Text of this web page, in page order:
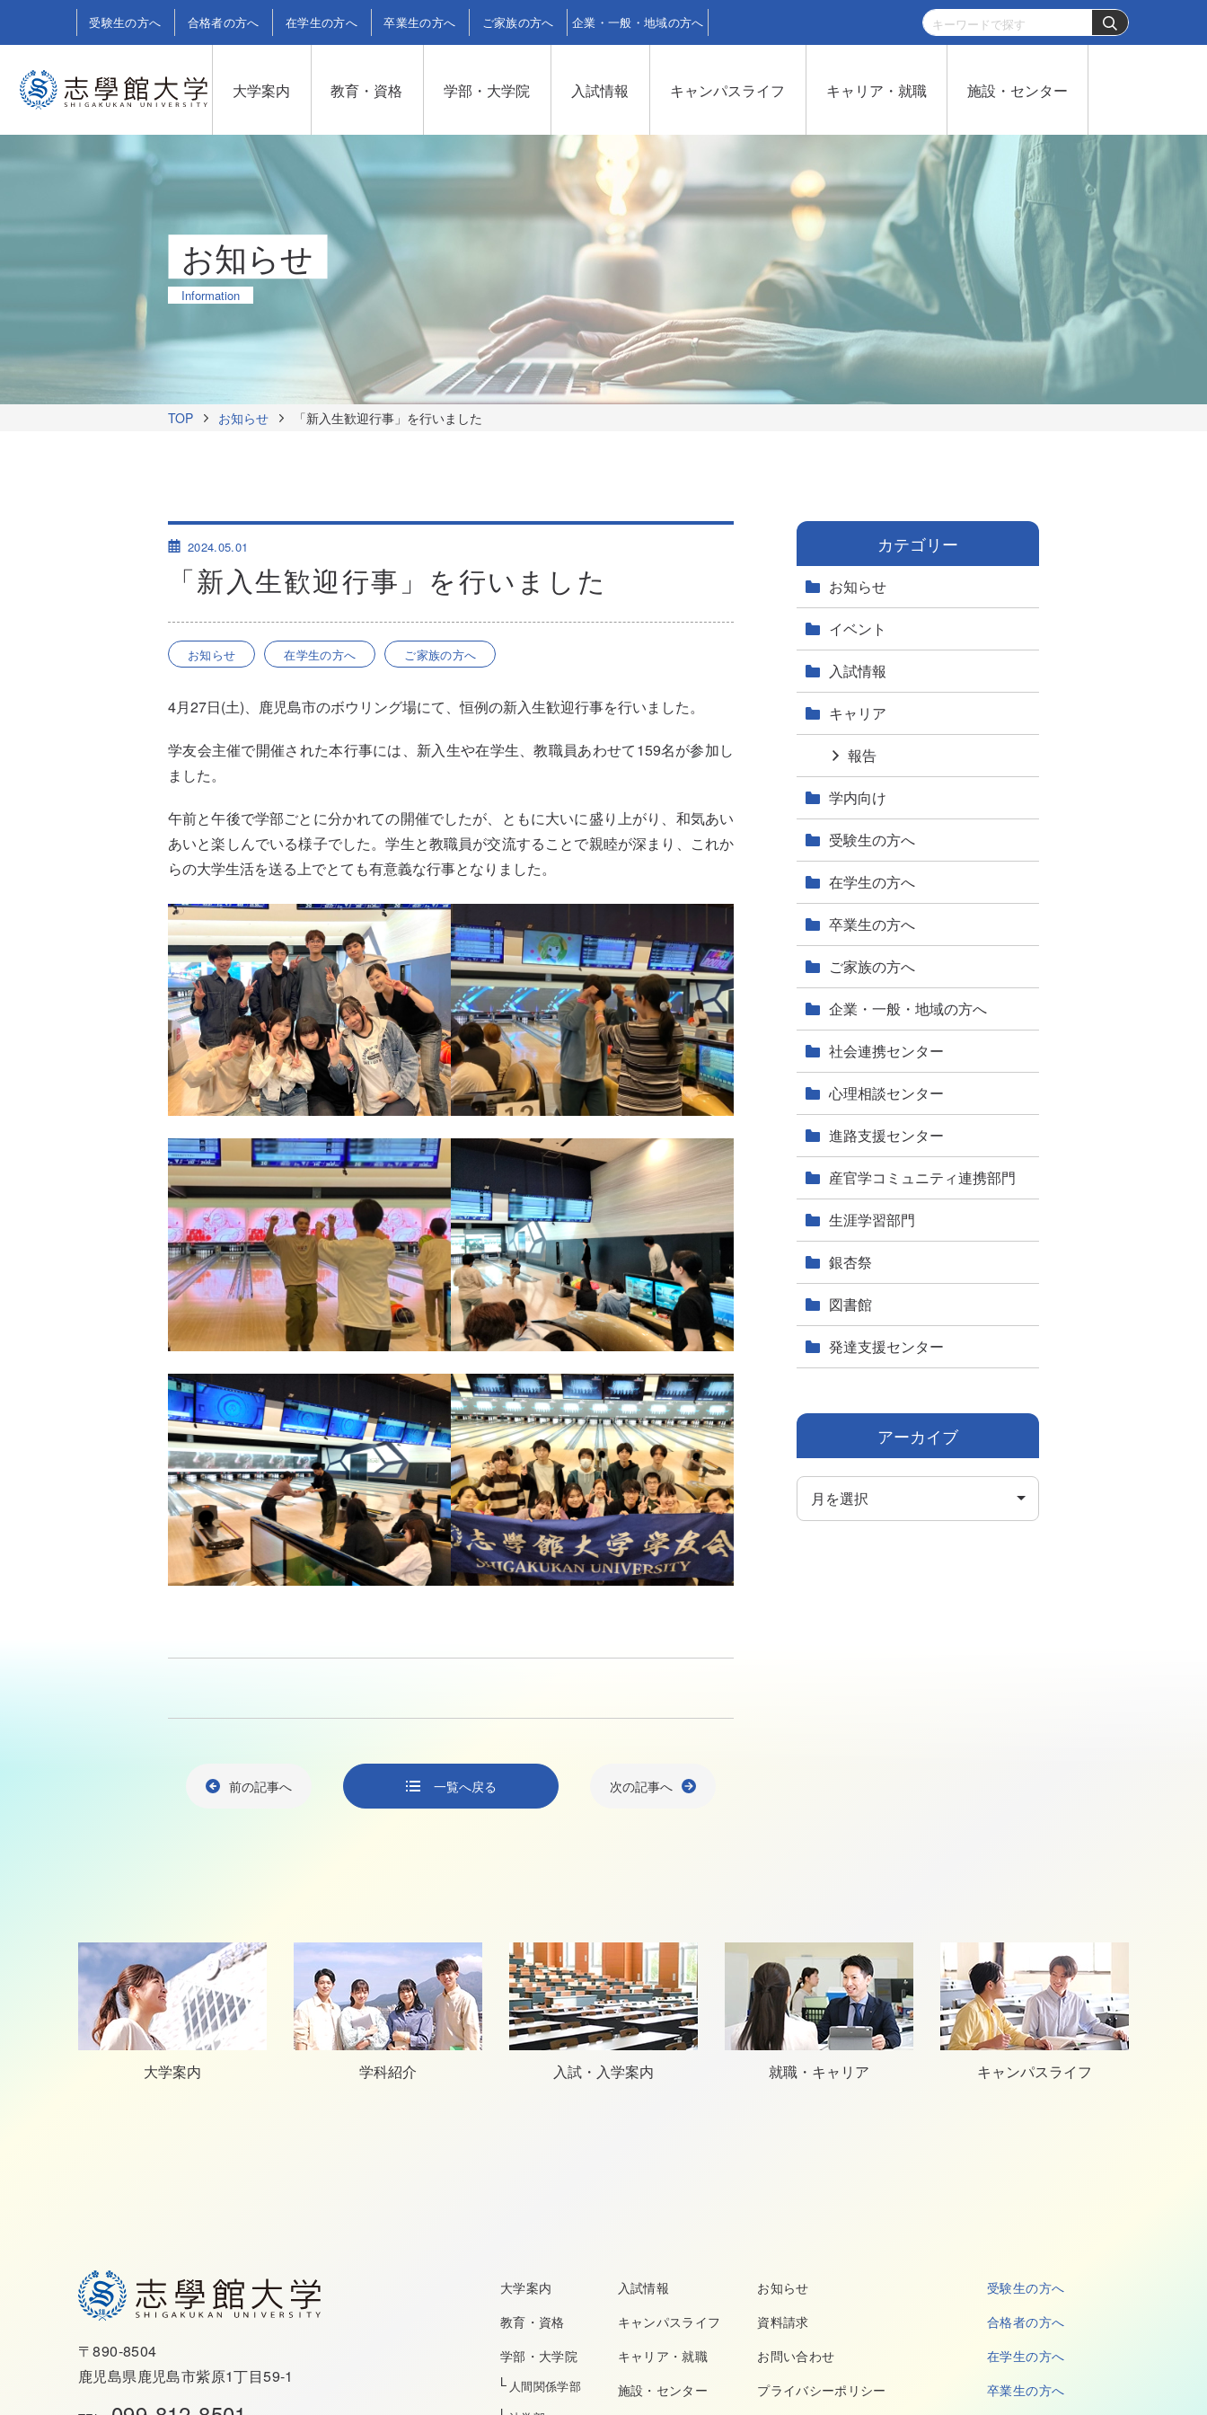
受験生の方へ 合格者の方へ 在学生の方へ 卒業生の方へ ご家族の方へ 企業・一般・地域の方へ
大学案内 教育・資格 学部・大学院 入試情報 キャンパスライフ キャリア・就職 施設・センター
お知らせ
Information
TOP お知らせ 「新入生歓迎行事」を行いました
2024.05.01
「新入生歓迎行事」を行いました
お知らせ 在学生の方へ ご家族の方へ
4月27日(土)、鹿児島市のボウリング場にて、恒例の新入生歓迎行事を行いました。
学友会主催で開催された本行事には、新入生や在学生、教職員あわせて159名が参加し
ました。
午前と午後で学部ごとに分かれての開催でしたが、ともに大いに盛り上がり、和気あい
あいと楽しんでいる様子でした。学生と教職員が交流することで親睦が深まり、これか
らの大学生活を送る上でとても有意義な行事となりました。
前の記事へ 次の記事へ
一覧へ戻る
カテゴリー
お知らせ
イベント
入試情報
キャリア
報告
学内向け
受験生の方へ
在学生の方へ
卒業生の方へ
ご家族の方へ
企業・一般・地域の方へ
社会連携センター
心理相談センター
進路支援センター
産官学コミュニティ連携部門
生涯学習部門
銀杏祭
図書館
発達支援センター
アーカイブ
大学案内 学科紹介 入試・入学案内 就職・キャリア キャンパスライフ
〒890-8504
鹿児島県鹿児島市紫原1丁目59-1
大学案内
教育・資格
学部・大学院
人間関係学部
入試情報
キャンパスライフ
キャリア・就職
施設・センター
お知らせ
資料請求
お問い合わせ
プライバシーポリシー
受験生の方へ
合格者の方へ
在学生の方へ
卒業生の方へ